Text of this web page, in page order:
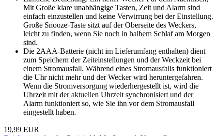
Mit Große klare unabhängige Tasten, Zeit und Alarm sind
einfach einzustellen und keine Verwirrung bei der Einstellung.
Große Snooze-Taste sitzt auf der Oberseite des Weckers,
leicht zu finden, wenn Sie noch in halbem Schlaf am Morgen
sind.
Die 2AAA-Batterie (nicht im Lieferumfang enthalten) dient
zum Speichern der Zeiteinstellungen und der Weckzeit bei
einem Stromausfall. Während eines Stromausfalls funktioniert
die Uhr nicht mehr und der Wecker wird heruntergefahren.
Wenn die Stromversorgung wiederhergestellt ist, wird die
Uhrzeit mit der aktuellen Uhrzeit synchronisiert und der
Alarm funktioniert so, wie Sie ihn vor dem Stromausfall
eingestellt haben.
19,99 EUR